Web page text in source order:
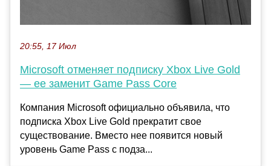
20:55, 17 Июл
Microsoft отменяет подписку Xbox Live Gold
— ее заменит Game Pass Core
Компания Microsoft официально объявила, что
подписка Xbox Live Gold прекратит свое
существование. Вместо нее появится новый
уровень Game Pass с подза...